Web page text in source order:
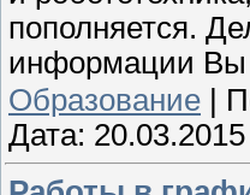
пополняется.
информации Вы
Образование |
Дата: 20.03.2015